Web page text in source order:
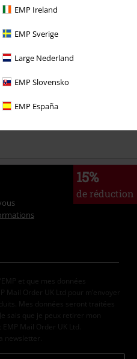
EMP Ireland
EMP Sverige
Large Nederland
EMP Slovensko
EMP España
T-shirts
Tops T-shirts
T-Shirts & Tops
15%
de réduction
et que mes données
Mail Order UK Ltd pour m’envoyer
Mes données seront traitées
. Je sais que je peux retirer mon
Mail Order UK Ltd.
newsletter.